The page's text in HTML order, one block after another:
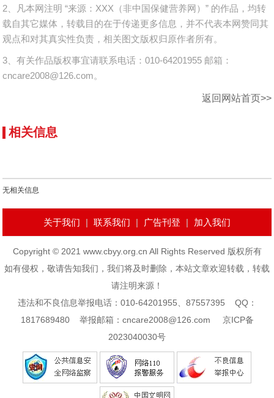
2、凡本网注明 “来源：XXX（非中国保健营养网）” 的作品，均转
载自其它媒体，转载目的在于传递更多信息，并不代表本网赞同其
观点和对其真实性负责，相关图文版权归原作者所有。
3、有关作品版权事宜请联系电话：010-64201955 邮箱：
cncare2008@126.com。
返回网站首页>>
相关信息
无相关信息
关于我们 联系我们 广告刊登 加入我们
Copyright © 2021 www.cbyy.org.cn All Rights Reserved 版权所有
如有侵权，敬请告知我们，我们将及时删除，本站文章欢迎转载，转载
请注明来源！
违法和不良信息举报电话：010-64201955、87557395 QQ：
1817689480 举报邮箱：cncare2008@126.com 京ICP备
2023040030号